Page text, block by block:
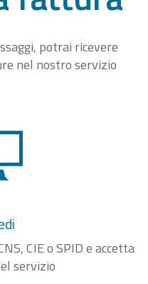
potrai ricevere
nel nostro servizio
CIE o SPID e accetta
servizio